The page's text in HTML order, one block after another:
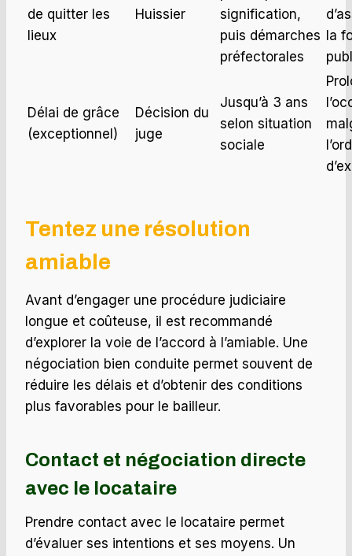
de quitter les
lieux
Huissier
signification,
puis démarches
préfectorales
la
Délai de grâce
(exceptionnel)
Décision du
juge
Jusqu’à 3 ans
selon situation
sociale
Tentez une résolution
amiable
Avant d’engager une procédure judiciaire
longue et coûteuse, il est recommandé
d’explorer la voie de l’accord à l’amiable. Une
négociation bien conduite permet souvent de
réduire les délais et d’obtenir des conditions
plus favorables pour le bailleur.
Contact et négociation directe
avec le locataire
Prendre contact avec le locataire permet
d’évaluer ses intentions et ses moyens. Un